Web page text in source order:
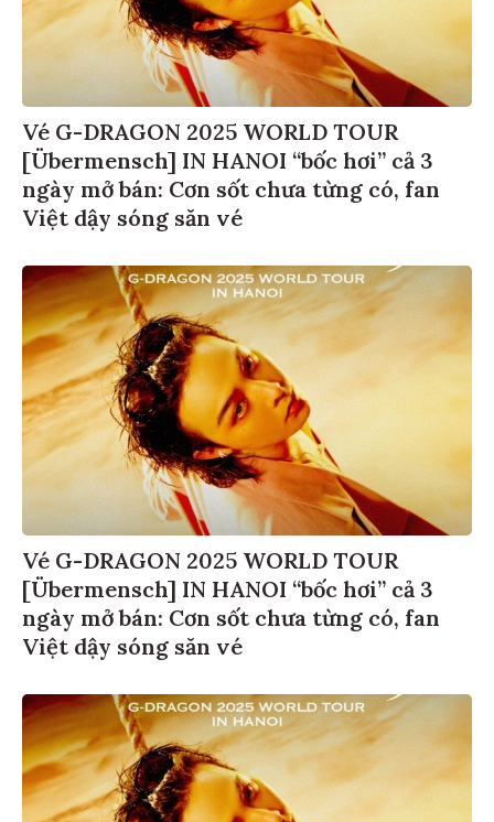
Vé G-DRAGON 2025 WORLD TOUR
[Übermensch] IN HANOI “bốc hơi” cả 3
ngày mở bán: Cơn sốt chưa từng có, fan
Việt dậy sóng săn vé
Vé G-DRAGON 2025 WORLD TOUR
[Übermensch] IN HANOI “bốc hơi” cả 3
ngày mở bán: Cơn sốt chưa từng có, fan
Việt dậy sóng săn vé